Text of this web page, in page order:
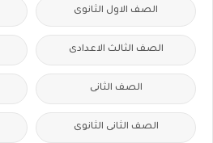
الصف الاول الثانوى
الصف الثالث الاعدادى
الصف الثانى
الصف الثانى الثانوى